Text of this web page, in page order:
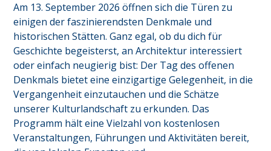
Am 13. September 2026 öffnen sich die Türen zu
einigen der faszinierendsten Denkmale und
historischen Stätten. Ganz egal, ob du dich für
Geschichte begeisterst, an Architektur interessiert
oder einfach neugierig bist: Der Tag des offenen
Denkmals bietet eine einzigartige Gelegenheit, in die
Vergangenheit einzutauchen und die Schätze
unserer Kulturlandschaft zu erkunden. Das
Programm hält eine Vielzahl von kostenlosen
Veranstaltungen, Führungen und Aktivitäten bereit,